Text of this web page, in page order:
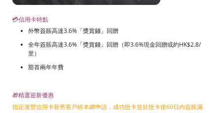
💳信用卡特點
外幣簽賬高達3.6%「獎賞錢」回贈
全年簽賬高達3.6%「獎賞錢」回贈（即3.6%現金回贈或約HK$2.8/
里）
豁首兩年年費
🎁精選迎新優惠
指定滙豐信用卡新舊客戶經本網申請，成功批卡並於批卡後60日內簽賬滿